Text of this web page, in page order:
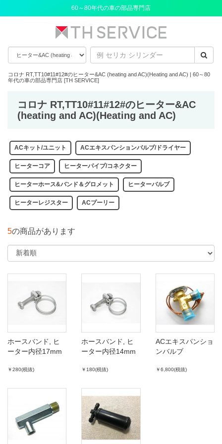
60～80年代の車の部品専門店
コロナ RT,TT10#11#12#のヒーター&AC (heating and AC)(Heating and AC) | 60～80
年代の車の部品専門店 [TH SERVICE]
コロナ RT,TT10#11#12#のヒーター&AC
(heating and AC)(Heating and AC)
ACキット/ユニット ACエキスパンションバルブ/ドライヤー
ヒーターコア ヒーターパイプ/コネクター
ヒーターホース&バンド＆グロメット ヒーターバルブ
ヒーターレジスター ACプーリー
5の商品があります
ホースバンド, ヒ
ーター内径17mm
￥280(税抜)
ホースバンド, ヒ
ーター内径14mm
￥180(税抜)
ACエキスパンショ
ンバルブ
￥6,800(税抜)